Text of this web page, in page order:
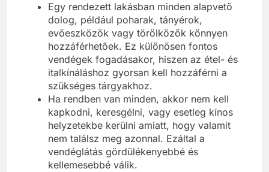
Egy rendezett lakásban minden alapvető
dolog, például poharak, tányérok,
evőeszközök vagy törölközők könnyen
hozzáférhetőek. Ez különösen fontos
vendégek fogadásakor, hiszen az étel- és
italkínáláshoz gyorsan kell hozzáférni a
szükséges tárgyakhoz.
Ha rendben van minden, akkor nem kell
kapkodni, keresgélni, vagy esetleg kínos
helyzetekbe kerülni amiatt, hogy valamit
nem találsz meg azonnal. Ezáltal a
vendéglátás gördülékenyebbé és
kellemesebbé válik.